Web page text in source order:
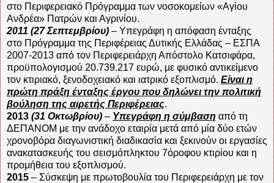
στο Περιφερειακό Πρόγραμμα των νοσοκομείων «Αγίου
Ανδρέα» Πατρών και Αγρινίου.
2011 (27 Σεπτεμβρίου) – Υπεγράφη η απόφαση ένταξης
στο Πρόγραμμα της Περιφέρειας Δυτικής Ελλάδας – ΕΣΠΑ
2007-2013 από τον Περιφερειάρχη Απόστολο Κατσιφάρα,
προϋπολογισμού 20.739.217 ευρώ, με φυσικό αντικείμενο
τον κτιριακό, ξενοδοχειακό και ιατρικό εξοπλισμό. Είναι η
πρώτη πράξη ένταξης έργου που δηλώνει την πολιτική
βούληση της αιρετής Περιφέρειας.
2013 (31 Οκτωβρίου) – Υπεγράφη η σύμβαση από τη
ΔΕΠΑΝΟΜ με την ανάδοχο εταιρία μετά από μία δύο ετών
χρονοβόρα διαγωνιστική διαδικασία και ξεκινούν οι εργασίες
ανακατασκευής του σεισμόπληκτου 7όροφου κτιρίου και η
προμήθεια του εξοπλισμού.
2015 – Σύσκεψη με πρωτοβουλία του Περιφερειάρχη με τον